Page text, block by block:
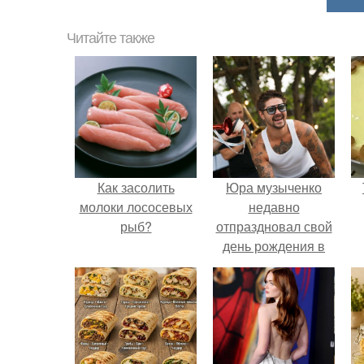
Читайте также
Как засолить
молоки лососевых
рыб?
Юра музыченко
недавно
отпраздновал свой
день рождения в
кругу самых
близких и родных
людей.